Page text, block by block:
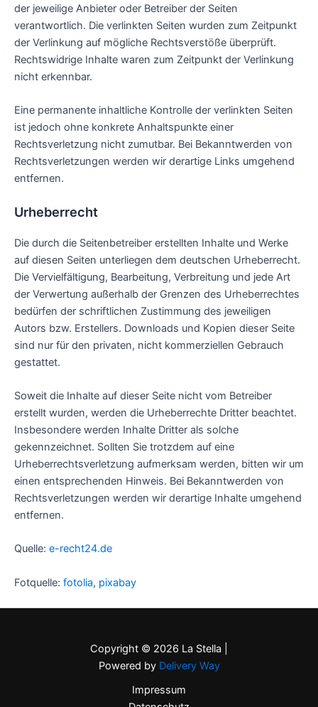
der jeweilige Anbieter oder Betreiber der Seiten
verantwortlich. Die verlinkten Seiten wurden zum Zeitpunkt
der Verlinkung auf mögliche Rechtsverstöße überprüft.
Rechtswidrige Inhalte waren zum Zeitpunkt der Verlinkung
nicht erkennbar.
Eine permanente inhaltliche Kontrolle der verlinkten Seiten
ist jedoch ohne konkrete Anhaltspunkte einer
Rechtsverletzung nicht zumutbar. Bei Bekanntwerden von
Rechtsverletzungen werden wir derartige Links umgehend
entfernen.
Urheberrecht
Die durch die Seitenbetreiber erstellten Inhalte und Werke
auf diesen Seiten unterliegen dem deutschen Urheberrecht.
Die Vervielfältigung, Bearbeitung, Verbreitung und jede Art
der Verwertung außerhalb der Grenzen des Urheberrechtes
bedürfen der schriftlichen Zustimmung des jeweiligen
Autors bzw. Erstellers. Downloads und Kopien dieser Seite
sind nur für den privaten, nicht kommerziellen Gebrauch
gestattet.
Soweit die Inhalte auf dieser Seite nicht vom Betreiber
erstellt wurden, werden die Urheberrechte Dritter beachtet.
Insbesondere werden Inhalte Dritter als solche
gekennzeichnet. Sollten Sie trotzdem auf eine
Urheberrechtsverletzung aufmerksam werden, bitten wir um
einen entsprechenden Hinweis. Bei Bekanntwerden von
Rechtsverletzungen werden wir derartige Inhalte umgehend
entfernen.
Quelle: e-recht24.de
Fotquelle: fotolia, pixabay
Copyright © 2026 La Stella |
Powered by Delivery Way
Impressum